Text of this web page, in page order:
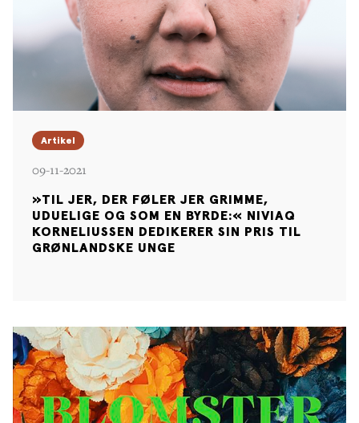
Artikel
09-11-2021
»TIL JER, DER FØLER JER GRIMME,
UDUELIGE OG SOM EN BYRDE:« NIVIAQ
KORNELIUSSEN DEDIKERER SIN PRIS TIL
GRØNLANDSKE UNGE